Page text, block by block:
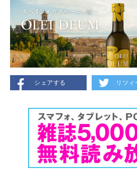
シェアする リツィ